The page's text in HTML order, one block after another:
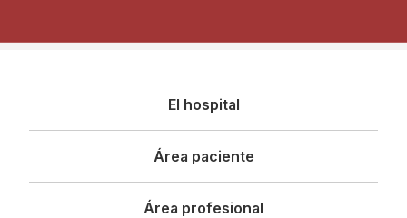
principal
El hospital
Área paciente
Área profesional